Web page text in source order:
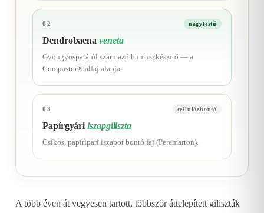
02 nagytestű
Dendrobaenaveneta
Gyöngyöspatáról származó humuszkészítő — a
Compastor® alfaj alapja.
03 cellulózbontó
Papírgyáriiszapgiliszta
Csíkos, papíripari iszapot bontó faj (Peremarton).
A több éven át vegyesen tartott, többször áttelepített giliszták